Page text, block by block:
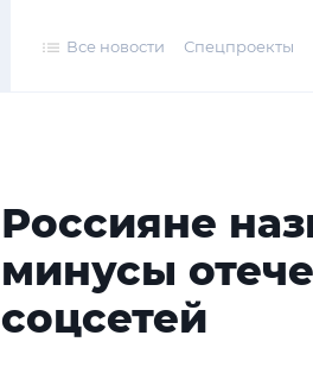
Все новости Спецпроекты
Россияне
минусы
соцсетей